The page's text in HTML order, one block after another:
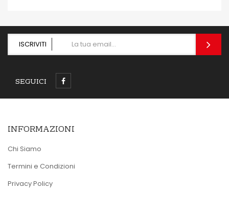
ISCRIVITI
SEGUICI
INFORMAZIONI
Chi Siamo
Termini e Condizioni
Privacy Policy